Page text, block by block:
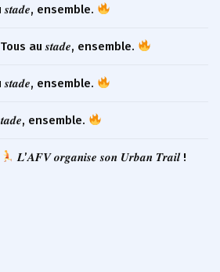
𝒔𝒕𝒂𝒅𝒆, ensemble.
Tous au 𝒔𝒕𝒂𝒅𝒆, ensemble.
𝒔𝒕𝒂𝒅𝒆, ensemble.
ensemble.
𝑳’𝑨𝑭𝑽 𝒐𝒓𝒈𝒂𝒏𝒊𝒔𝒆 𝒔𝒐𝒏 𝑼𝒓𝒃𝒂𝒏 𝑻𝒓𝒂𝒊𝒍 !